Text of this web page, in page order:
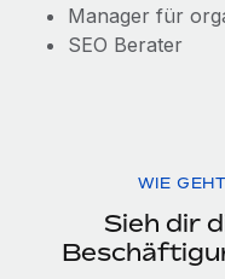
Manager für
SEO Berater
WIE
Sieh dir